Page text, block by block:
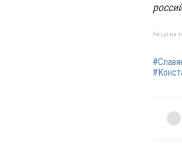
Якщо ви